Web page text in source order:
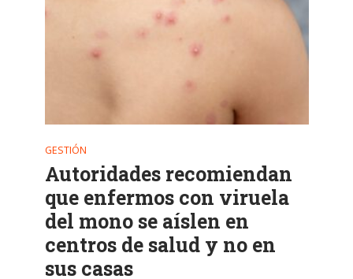
GESTIÓN
Autoridades recomiendan
que enfermos con viruela
del mono se aíslen en
centros de salud y no en
sus casas